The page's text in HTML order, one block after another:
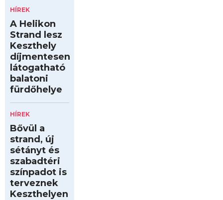
HÍREK
A Helikon
Strand lesz
Keszthely
díjmentesen
látogatható
balatoni
fürdőhelye
HÍREK
Bővül a
strand, új
sétányt és
szabadtéri
színpadot is
terveznek
Keszthelyen